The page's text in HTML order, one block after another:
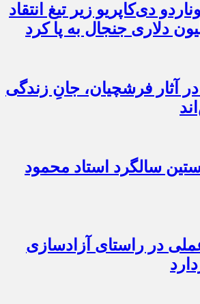
دی‌کاپریو زیر تیغ انتقاد
در آثار فرشچیان، جانِ زندگی
سالگرد استاد محمود
در راستای آزادسازی